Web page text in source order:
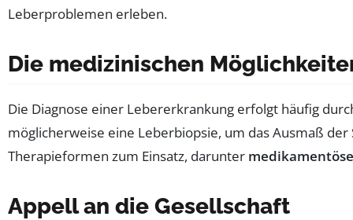
Leberproblemen erleben.
Die medizinischen
Die Diagnose einer Lebererkrankung erfolgt häufig
möglicherweise eine Leberbiopsie, um das Ausmaß
Therapieformen zum Einsatz, darunter
Appell an die Gesellschaft